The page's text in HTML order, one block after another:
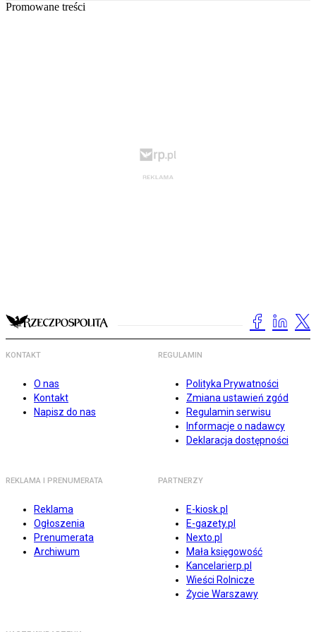
Promowane treści
KONTAKT
O nas
Kontakt
Napisz do nas
REGULAMIN
Polityka Prywatności
Zmiana ustawień zgód
Regulamin serwisu
Informacje o nadawcy
Deklaracja dostępności
REKLAMA I PRENUMERATA
Reklama
Ogłoszenia
Prenumerata
Archiwum
PARTNERZY
E-kiosk.pl
E-gazety.pl
Nexto.pl
Mała księgowość
Kancelarierp.pl
Wieści Rolnicze
Życie Warszawy